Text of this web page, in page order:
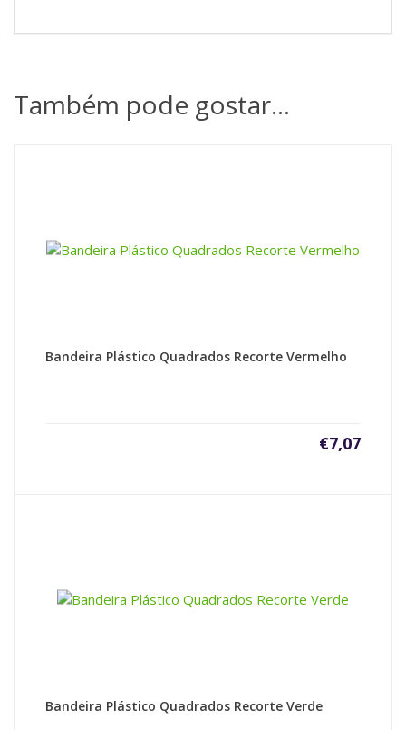
Também pode gostar…
Bandeira Plástico Quadrados Recorte Vermelho
€7,07
Bandeira Plástico Quadrados Recorte Verde